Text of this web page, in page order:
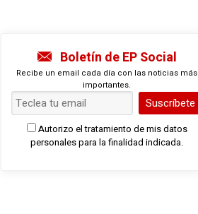
Boletín de EP Social
Recibe un email cada día con las noticias más
importantes.
Suscríbete
Autorizo el tratamiento de mis datos
personales para la finalidad indicada.